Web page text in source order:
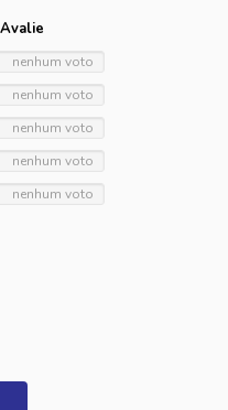
nenhum voto
nenhum voto
nenhum voto
nenhum voto
nenhum voto